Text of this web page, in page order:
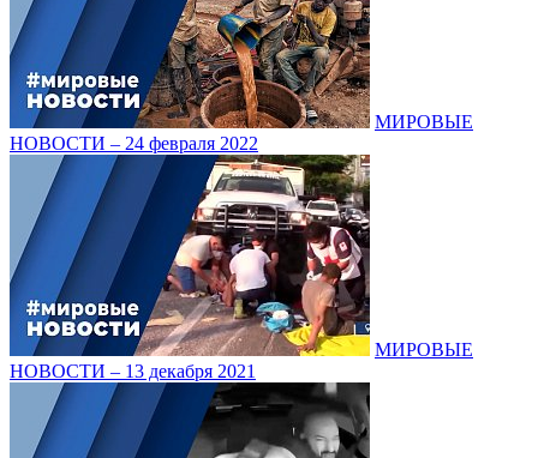
МИРОВЫЕ
НОВОСТИ – 24 февраля 2022
МИРОВЫЕ
НОВОСТИ – 13 декабря 2021